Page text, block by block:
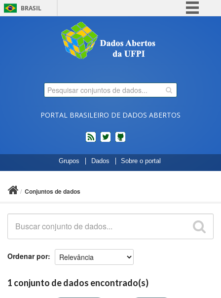
BRASIL
Comunica BR
Participe
Legislação
PORTAL BRASILEIRO DE DADOS ABERTOS
feed twitterCódigos
fonte
de
no
Grupos Dados Sobre o portal
Conjuntos de dados
Ordenar por
1 conjunto de dados encontrado(s)